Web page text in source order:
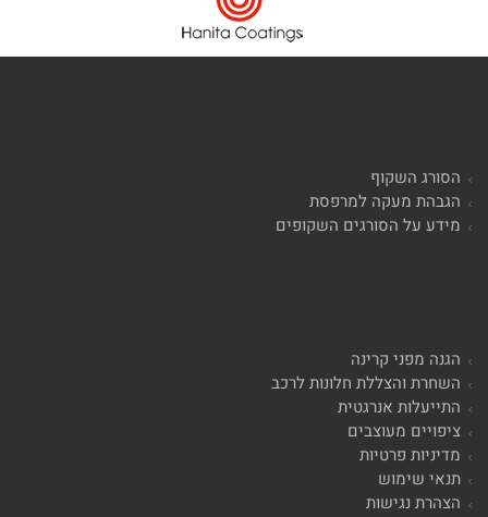
הסורג השקוף
הגבהת מעקה למרפסת
מידע על הסורגים השקופים
הגנה מפני קרינה
השחרת והצללת חלונות לרכב
התייעלות אנרגטית
ציפויים מעוצבים
מדיניות פרטיות
תנאי שימוש
הצהרת נגישות